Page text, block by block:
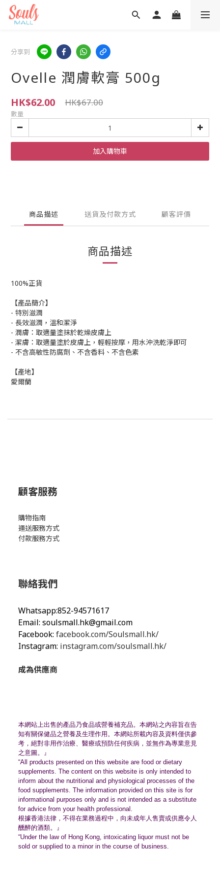
分享到
Ovelle 潤膚軟膏 500g
HK$62.00 HK$67.00
數量
加入購物車
商品描述 送貨及付款方式 顧客評價
商品描述
100%正貨
【產品簡介】
- 特別滋潤
- 長效滋潤，溫和潔淨
- 潤膚：取適量塗抹於乾燥皮膚上
- 潔膚：取適量塗於皮膚上，輕輕按摩，用水沖洗乾淨即可
- 不含高敏性防腐劑、不含香料、不含色素
【產地】
愛爾蘭
顧客服務
購物指南
運送服務方式
付款服務方式
聯絡我們
Whatsapp:852-94571617
Email: soulsmall.hk@gmail.com
Facebook: facebook.com/Soulsmall.hk/
Instagram: instagram.com/soulsmall.hk/
成為供應商
本網站上出售的產品乃食品或營養補充品。 本網站之內容旨在告
知有關保健品之營養及生理作用。 本網站所載內容及資料僅供參
考，絕對非用作治療、 醫療或預防任何疾病，並無作為專業意見
之意圖。』
“All products presented on this website are food or dietary
supplements. The content on this website is only intended to
inform about the nutritional and physiological processes of the
food supplements. The information provided on this site is for
informational purposes only and is not intended as a substitute
for advice from your health professional.
根據香港法律，不得在業務過程中， 向未成年人售賣或供應令人
醺醉的酒類。』
“Under the law of Hong Kong, intoxicating liquor must not be
sold or supplied to a minor in the course of business.